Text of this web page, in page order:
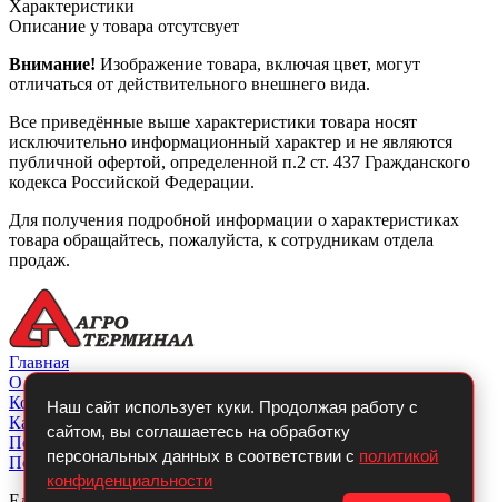
Характеристики
Описание у товара отсутсвует
Внимание! Изображение товара, включая цвет, могут
отличаться от действительного внешнего вида.
Все приведённые выше характеристики товара носят
исключительно информационный характер и не являются
публичной офертой, определенной п.2 ст. 437 Гражданского
кодекса Российской Федерации.
Для получения подробной информации о характеристиках
товара обращайтесь, пожалуйста, к сотрудникам отдела
продаж.
Наш сайт использует куки. Продолжая работу с
сайтом, вы соглашаетесь на обработку
персональных данных в соответствии с политикой
конфиденциальности
Главная
О компании
Контакты
Каталог
Покупателю
Политикой конфиденциальности